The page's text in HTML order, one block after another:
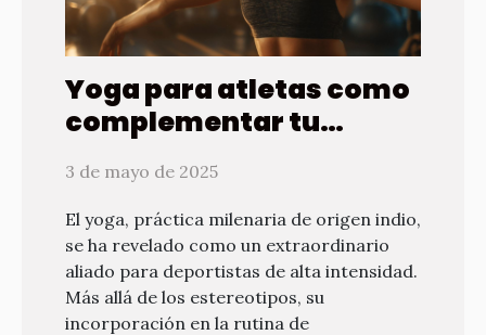
Yoga para atletas como
complementar tu
intensidad
3 de mayo de 2025
El yoga, práctica milenaria de origen indio,
se ha revelado como un extraordinario
aliado para deportistas de alta intensidad.
Más allá de los estereotipos, su
incorporación en la rutina de